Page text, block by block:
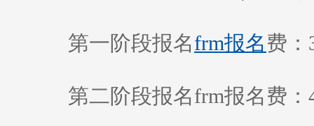
第一阶段报名frm报名费：
第二阶段报名frm报名费：